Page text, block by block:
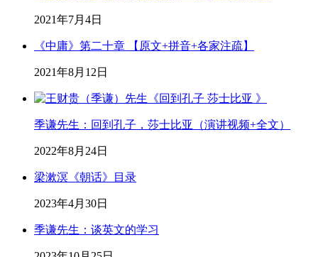
2021年7月4日
《中庸》第二十章 【原文+拼音+各家注疏】
2021年8月12日
季谦先生：回到孔子，莎士比亚（演讲视频+全文）
2022年8月24日
梁漱溟《朝话》目录
2023年4月30日
季谦先生：谈英文的学习